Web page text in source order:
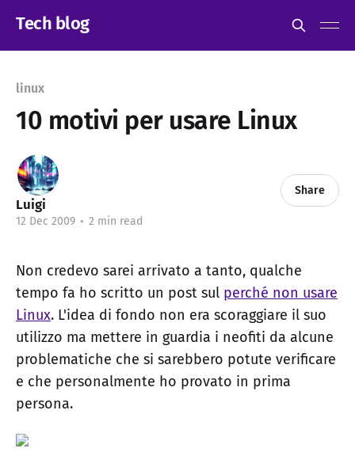
Tech blog
linux
10 motivi per usare Linux
Luigi
12 Dec 2009 • 2 min read
Share
Non credevo sarei arrivato a tanto, qualche
tempo fa ho scritto un post sul perché non usare
Linux. L'idea di fondo non era scoraggiare il suo
utilizzo ma mettere in guardia i neofiti da alcune
problematiche che si sarebbero potute verificare
e che personalmente ho provato in prima
persona.